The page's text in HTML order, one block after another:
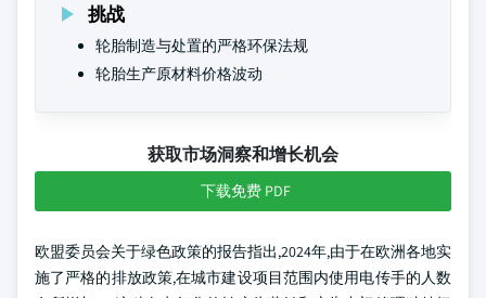
挑战
轮胎制造与处置的严格环保法规
轮胎生产原材料价格波动
获取市场洞察和增长机会
下载免费 PDF
欧盟委员会关于绿色政策的报告指出,2024年,由于在欧洲各地实
施了严格的排放政策,在城市建设项目范围内使用电传手的人数